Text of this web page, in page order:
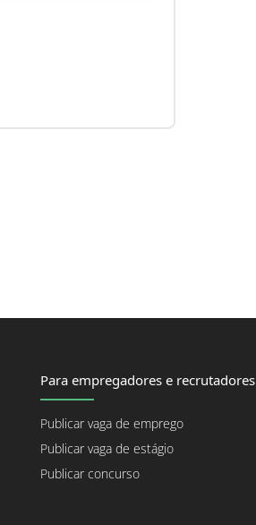
Para empregadores e recrutadores
Publicar vaga de emprego
Publicar vaga de estágio
Publicar concurso